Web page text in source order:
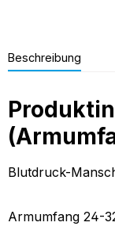
Beschreibung
Blutdruck-
Armumfang 24-